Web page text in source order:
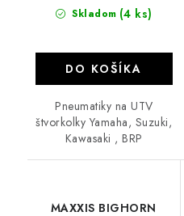
Skladom (4 ks)
DO KOŠÍKA
Pneumatiky na UTV
štvorkolky Yamaha, Suzuki,
Kawasaki , BRP
MAXXIS BIGHORN